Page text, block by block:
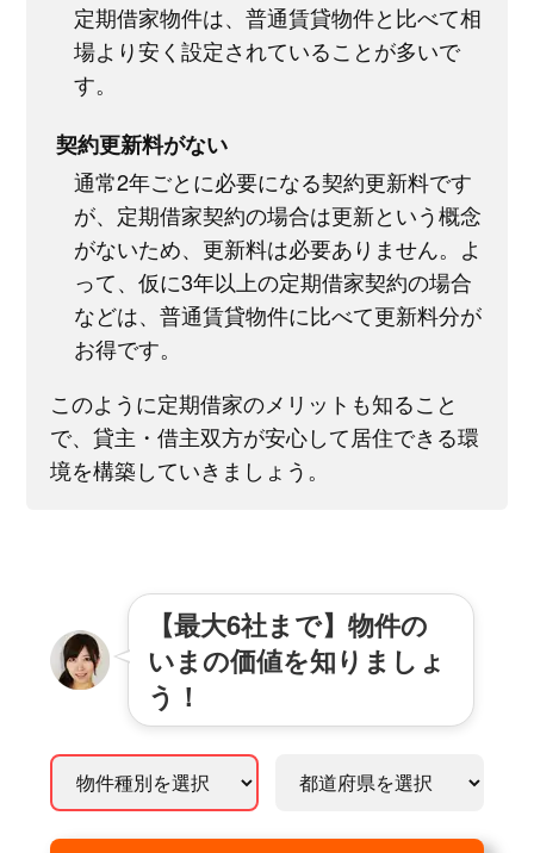
定期借家物件は、普通賃貸物件と比べて相
場より安く設定されていることが多いで
す。
契約更新料がない
通常2年ごとに必要になる契約更新料です
が、定期借家契約の場合は更新という概念
がないため、更新料は必要ありません。よ
って、仮に3年以上の定期借家契約の場合
などは、普通賃貸物件に比べて更新料分が
お得です。
このように定期借家のメリットも知ること
で、貸主・借主双方が安心して居住できる環
境を構築していきましょう。
【最大6社まで】物件の
いまの価値を知りましょ
う！